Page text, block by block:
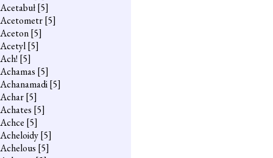
Acetabuł[5]
Acetometr[5]
Aceton[5]
Acetyl[5]
Ach! [5]
Achamas [5]
Achanamadi[5]
Achar[5]
Achates [5]
Achce [5]
Acheloidy[5]
Achelous [5]